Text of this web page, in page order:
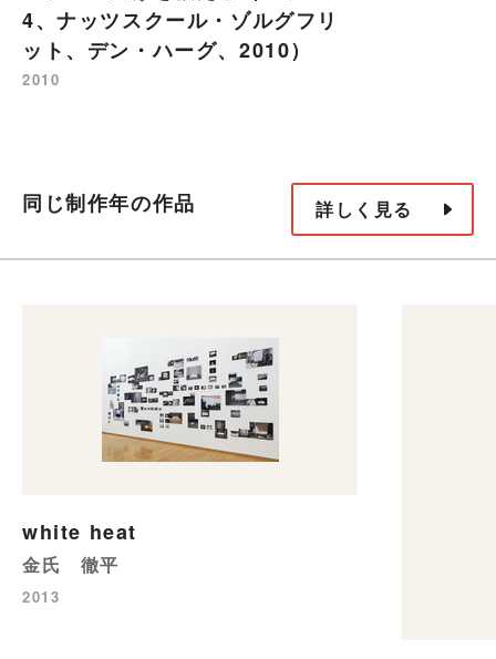
4、ナッツスクール・ゾルグフリ
ット、デン・ハーグ、2010）
2010
同じ制作年の作品 詳しく見る
white heat
金氏 徹平
2013